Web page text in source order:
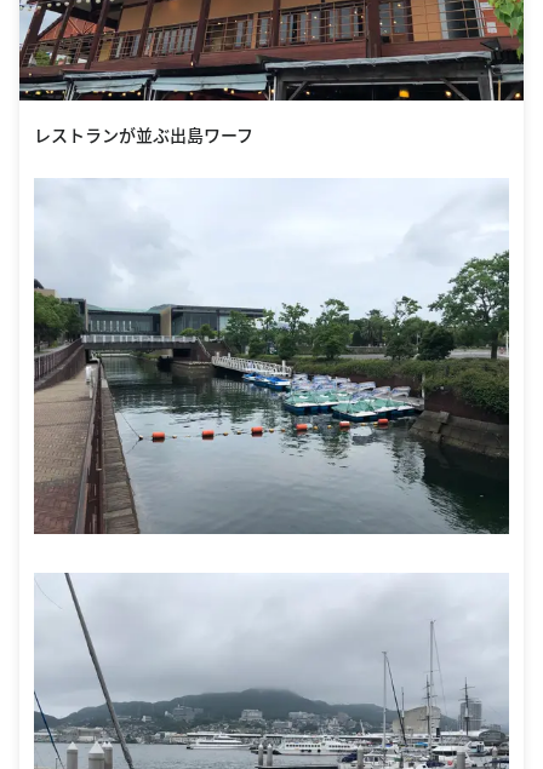
レストランが並ぶ出島ワーフ